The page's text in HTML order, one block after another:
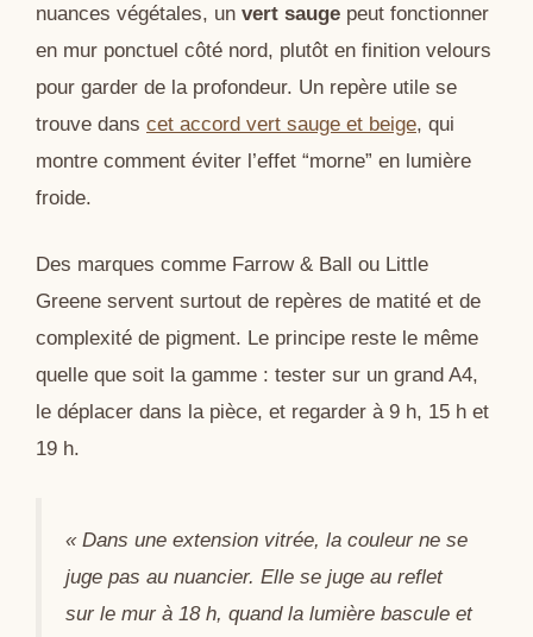
nuances végétales, un vert sauge peut fonctionner
en mur ponctuel côté nord, plutôt en finition velours
pour garder de la profondeur. Un repère utile se
trouve dans cet accord vert sauge et beige, qui
montre comment éviter l’effet “morne” en lumière
froide.
Des marques comme Farrow & Ball ou Little
Greene servent surtout de repères de matité et de
complexité de pigment. Le principe reste le même
quelle que soit la gamme : tester sur un grand A4,
le déplacer dans la pièce, et regarder à 9 h, 15 h et
19 h.
« Dans une extension vitrée, la couleur ne se
juge pas au nuancier. Elle se juge au reflet
sur le mur à 18 h, quand la lumière bascule et